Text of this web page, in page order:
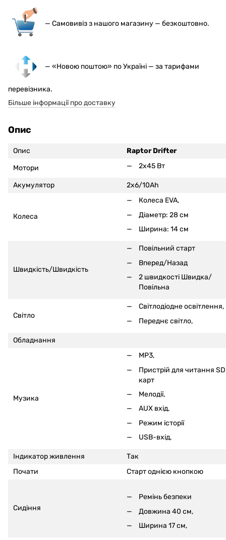
— Самовивіз з нашого магазину — безкоштовно.
— «Новою поштою» по Україні — за тарифами
перевізника.
Більше інформації про доставку
Опис
Опис
Raptor Drifter
Мотори
2x45 Вт
Акумулятор 2x6/10Ah
Колеса
Колеса EVA,
Діаметр: 28 см
Ширина: 14 см
Швидкість/Швидкість
Повільний старт
Вперед/Назад
2 швидкості Швидка/
Повільна
Світло
Світлодіодне освітлення,
Переднє світло,
Обладнання
Музика
MP3,
Пристрій для читання
карт
Мелодії,
AUX вхід,
Режим історії
USB-вхід,
Індикатор живлення
Так
Почати
Старт однією кнопкою
Сидіння
Ремінь безпеки
Довжина 40 см,
Ширина 17 см,